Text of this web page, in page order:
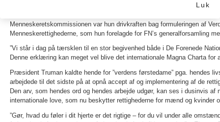
I 1946 blev Roosevelt udnævnt som delegeret til De Forenede Nationer
Menneskeretskommissionen var hun drivkraften bag formuleringen af
Menneskerettighederne, som hun forelagde for FN’s generalforsamling
”Vi står i dag på tærsklen til en stor begivenhed både i De Forenede
Denne erklæring kan meget vel blive det internationale Magna Charta for
Præsident Truman kaldte hende for ”verdens førstedame” pga. hendes
arbejdede til det sidste på at opnå accept af og implementering af de
Den arv, som hendes ord og hendes arbejde udgør, kan ses i dusinvis af
internationale love, som nu beskytter rettighederne for mænd og kvinder
”Gør, hvad du føler i dit hjerte er det rigtige – for du vil under alle
Luk